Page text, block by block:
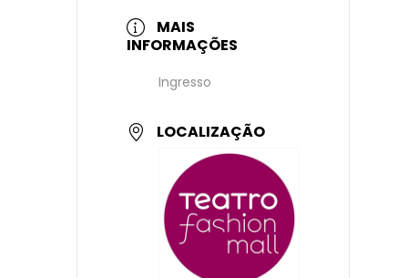
MAIS
INFORMAÇÕES
Ingresso
LOCALIZAÇÃO